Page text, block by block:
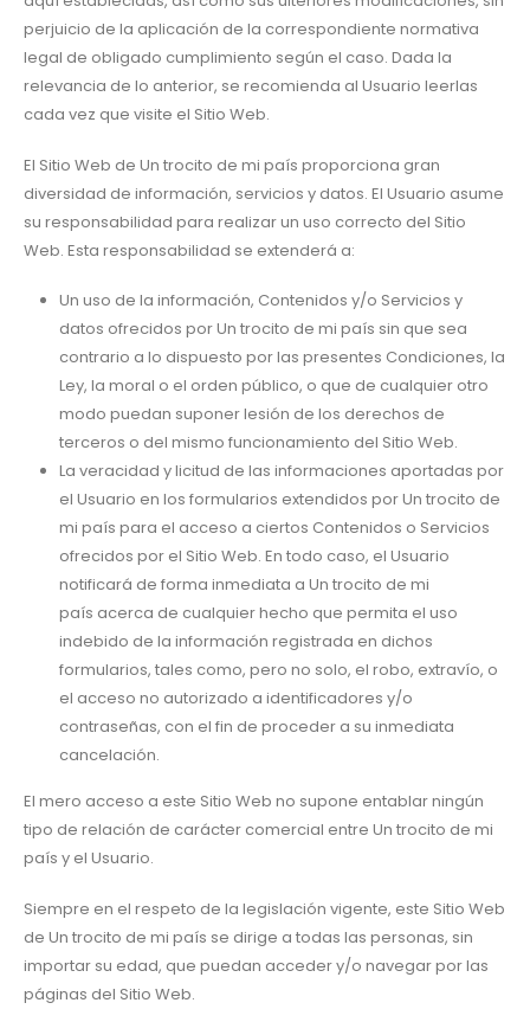
perjuicio de la aplicación de la correspondiente normativa
legal de obligado cumplimiento según el caso. Dada la
relevancia de lo anterior, se recomienda al Usuario leerlas
cada vez que visite el Sitio Web.
El Sitio Web de Un trocito de mi país proporciona gran
diversidad de información, servicios y datos. El Usuario asume
su responsabilidad para realizar un uso correcto del Sitio
Web. Esta responsabilidad se extenderá a:
Un uso de la información, Contenidos y/o Servicios y
datos ofrecidos por Un trocito de mi país sin que sea
contrario a lo dispuesto por las presentes Condiciones, la
Ley, la moral o el orden público, o que de cualquier otro
modo puedan suponer lesión de los derechos de
terceros o del mismo funcionamiento del Sitio Web.
La veracidad y licitud de las informaciones aportadas por
el Usuario en los formularios extendidos por Un trocito de
mi país para el acceso a ciertos Contenidos o Servicios
ofrecidos por el Sitio Web. En todo caso, el Usuario
notificará de forma inmediata a Un trocito de mi
país acerca de cualquier hecho que permita el uso
indebido de la información registrada en dichos
formularios, tales como, pero no solo, el robo, extravío, o
el acceso no autorizado a identificadores y/o
contraseñas, con el fin de proceder a su inmediata
cancelación.
El mero acceso a este Sitio Web no supone entablar ningún
tipo de relación de carácter comercial entre Un trocito de mi
país y el Usuario.
Siempre en el respeto de la legislación vigente, este Sitio Web
de Un trocito de mi país se dirige a todas las personas, sin
importar su edad, que puedan acceder y/o navegar por las
páginas del Sitio Web.